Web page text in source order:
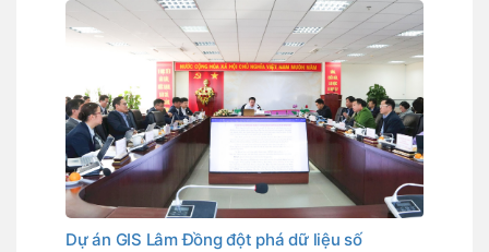
Dự án GIS Lâm Đồng đột phá dữ liệu số